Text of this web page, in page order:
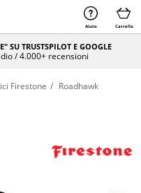
Aiuto Carrello
SU TRUSTSPILOT E GOOGLE
/ 4.000+ recensioni
Firestone
Roadhawk